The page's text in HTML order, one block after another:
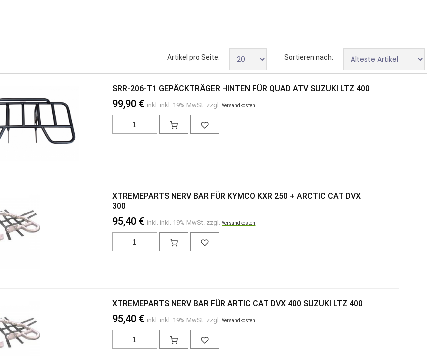
Sortieren nach:
Artikel pro Seite:
SRR-206-T1 GEPÄCKTRÄGER HINTEN FÜR QUAD ATV SUZUKI LTZ 400
99,90 € inkl. inkl. 19% MwSt. zzgl.Versandkosten
XTREMEPARTS NERV BAR FÜR KYMCO KXR 250 + ARCTIC CAT DVX
300
95,40 € inkl. inkl. 19% MwSt. zzgl.Versandkosten
XTREMEPARTS NERV BAR FÜR ARTIC CAT DVX 400 SUZUKI LTZ 400
95,40 € inkl. inkl. 19% MwSt. zzgl.Versandkosten